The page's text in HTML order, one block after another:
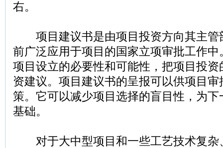
右。
项目建议书是由项目投资方向其主管
前广泛应用于项目的国家立项审批工作
项目设立的必要性和可能性，把项目投
资建议。项目建议书的呈报可以供项目
策。它可以减少项目选择的盲目性，为
基础。
对于大中型项目和一些工艺技术复杂